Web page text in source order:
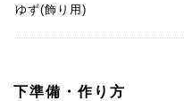
ゆず(飾り用)
下準備・作り方